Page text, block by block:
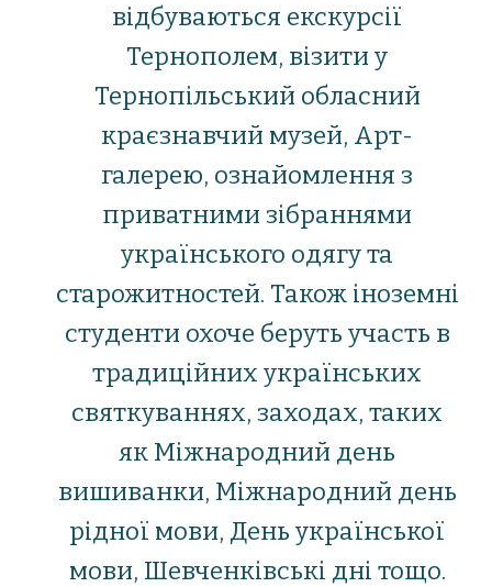
відбуваються екскурсії
Тернополем, візити у
Тернопільський обласний
краєзнавчий музей, Арт-
галерею, ознайомлення з
приватними зібраннями
українського одягу та
старожитностей. Також іноземні
студенти охоче беруть участь в
традиційних українських
святкуваннях, заходах, таких
як Міжнародний день
вишиванки, Міжнародний день
рідної мови, День української
мови, Шевченківські дні тощо.